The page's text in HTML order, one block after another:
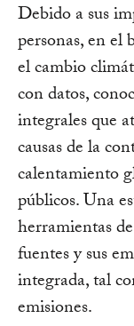
Debido a sus
personas, en el
el cambio
con datos,
integrales que
causas de la
calentamiento
públicos. Una
herramientas
fuentes y sus
integrada, tal
emisiones.